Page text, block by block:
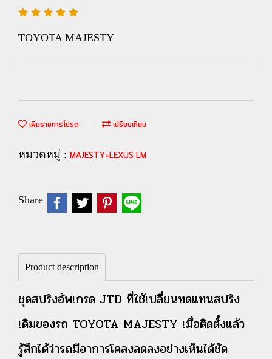
TOYOTA MAJESTY
เพิ่มรายการโปรด เปรียบเทียบ
หมวดหมู่ : MAJESTY+LEXUS LM
Share
Product description
ชุดสปริงอัพเกรด JTD ที่ใช้เปลี่ยนทดแทนสปริง
เดิมของรถ TOYOTA MAJESTY เมื่อติดตั้งแล้ว
รู้สึกได้ว่ารถมีอาการโคลงลดลงอย่างเห็นได้ชัด